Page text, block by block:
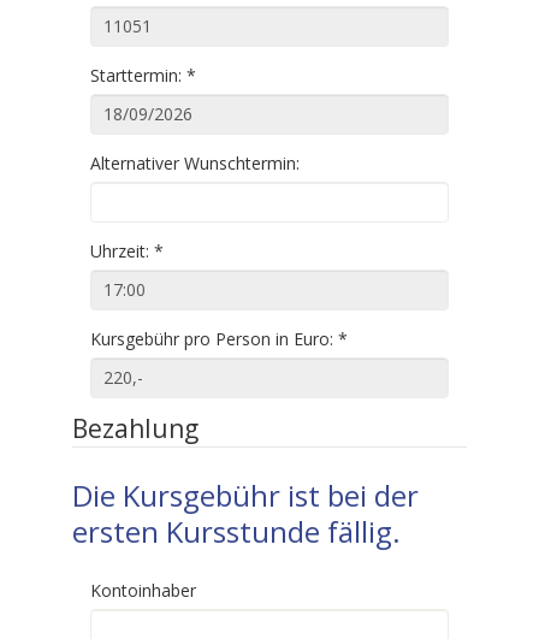
Starttermin: *
Alternativer Wunschtermin:
Uhrzeit: *
Kursgebühr pro Person in Euro: *
Bezahlung
Die Kursgebühr ist bei der
ersten Kursstunde fällig.
Kontoinhaber